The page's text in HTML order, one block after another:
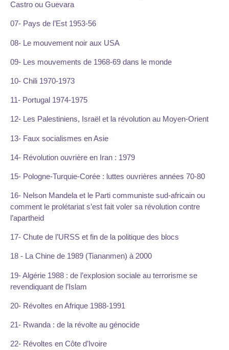
Castro ou Guevara
07- Pays de l’Est 1953-56
08- Le mouvement noir aux USA
09- Les mouvements de 1968-69 dans le monde
10- Chili 1970-1973
11- Portugal 1974-1975
12- Les Palestiniens, Israël et la révolution au Moyen-Orient
13- Faux socialismes en Asie
14- Révolution ouvrière en Iran : 1979
15- Pologne-Turquie-Corée : luttes ouvrières années 70-80
16- Nelson Mandela et le Parti communiste sud-africain ou
comment le prolétariat s’est fait voler sa révolution contre
l’apartheid
17- Chute de l’URSS et fin de la politique des blocs
18 - La Chine de 1989 (Tiananmen) à 2000
19- Algérie 1988 : de l’explosion sociale au terrorisme se
revendiquant de l’Islam
20- Révoltes en Afrique 1988-1991
21- Rwanda : de la révolte au génocide
22- Révoltes en Côte d’Ivoire